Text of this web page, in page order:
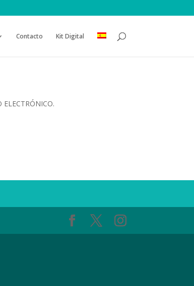
Contacto Kit Digital